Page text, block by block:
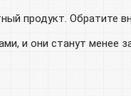
продукт. Обратите
и они станут менее